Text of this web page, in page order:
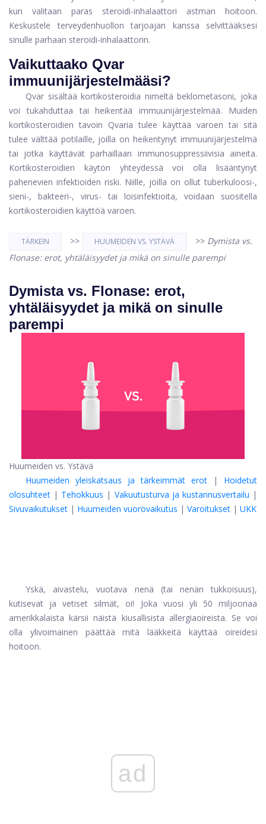
kun valitaan paras steroidi-inhalaattori astman hoitoon.
Keskustele terveydenhuollon tarjoajan kanssa selvittääksesi
sinulle parhaan steroidi-inhalaattorin.
Vaikuttaako Qvar
immuunijärjestelmääsi?
Qvar sisältää kortikosteroidia nimeltä beklometasoni, joka
voi tukahduttaa tai heikentää immuunijärjestelmää. Muiden
kortikosteroidien tavoin Qvaria tulee käyttää varoen tai sitä
tulee välttää potilaille, joilla on heikentynyt immuunijärjestelmä
tai jotka käyttävät parhaillaan immunosuppressiivisia aineita.
Kortikosteroidien käytön yhteydessä voi olla lisääntynyt
pahenevien infektioiden riski. Niille, joilla on ollut tuberkuloosi-,
sieni-, bakteeri-, virus- tai loisinfektioita, voidaan suositella
kortikosteroidien käyttöä varoen.
TÄRKEIN >> HUUMEIDEN VS. YSTÄVÄ >> Dymista vs.
Flonase: erot, yhtäläisyydet ja mikä on sinulle parempi
Dymista vs. Flonase: erot,
yhtäläisyydet ja mikä on sinulle
parempi
Huumeiden vs. Ystävä
Huumeiden yleiskatsaus ja tärkeimmät erot | Hoidetut
olosuhteet | Tehokkuus | Vakuutusturva ja kustannusvertailu |
Sivuvaikutukset | Huumeiden vuorovaikutus | Varoitukset | UKK
Yskä, aivastelu, vuotava nenä (tai nenän tukkoisuus),
kutisevat ja vetiset silmät, oi! Joka vuosi yli 50 miljoonaa
amerikkalaista kärsii näistä kiusallisista allergiaoireista. Se voi
olla ylivoimainen päättää mitä lääkkeitä käyttää oireidesi
hoitoon.
ad